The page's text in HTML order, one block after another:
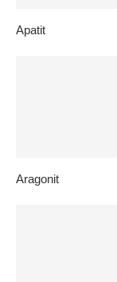
Apatit
Aragonit